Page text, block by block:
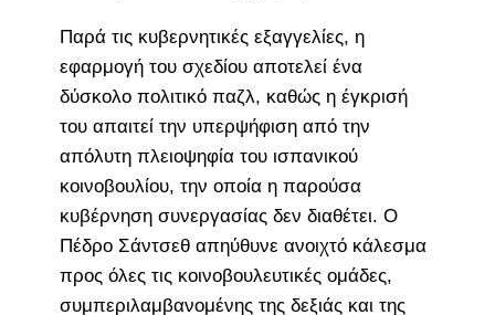
Παρά τις κυβερνητικές εξαγγελίες, η
εφαρμογή του σχεδίου αποτελεί ένα
δύσκολο πολιτικό παζλ, καθώς η έγκρισή
του απαιτεί την υπερψήφιση από την
απόλυτη πλειοψηφία του ισπανικού
κοινοβουλίου, την οποία η παρούσα
κυβέρνηση συνεργασίας δεν διαθέτει. Ο
Πέδρο Σάντσεθ απηύθυνε ανοιχτό κάλεσμα
προς όλες τις κοινοβουλευτικές ομάδες,
συμπεριλαμβανομένης της δεξιάς και της